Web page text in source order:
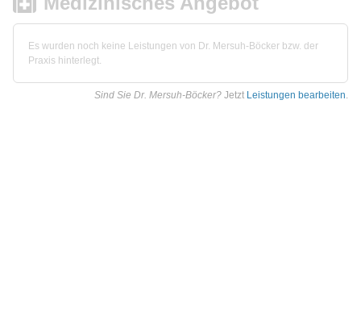
Es wurden noch keine Leistungen von Dr. Mersuh-Böcker bzw. der
Praxis hinterlegt.
Sind Sie Dr. Mersuh-Böcker? Jetzt Leistungen bearbeiten.